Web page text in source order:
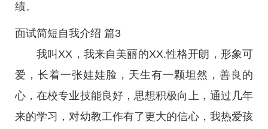
绩。
面试简短自我介绍 篇3
我叫XX，我来自美丽的XX.性格开朗，形象可
爱，长着一张娃娃脸，天生有一颗坦然，善良的
心，在校专业技能良好，思想积极向上，通过几年
来的学习，对幼教工作有了更大的信心，我热爱孩